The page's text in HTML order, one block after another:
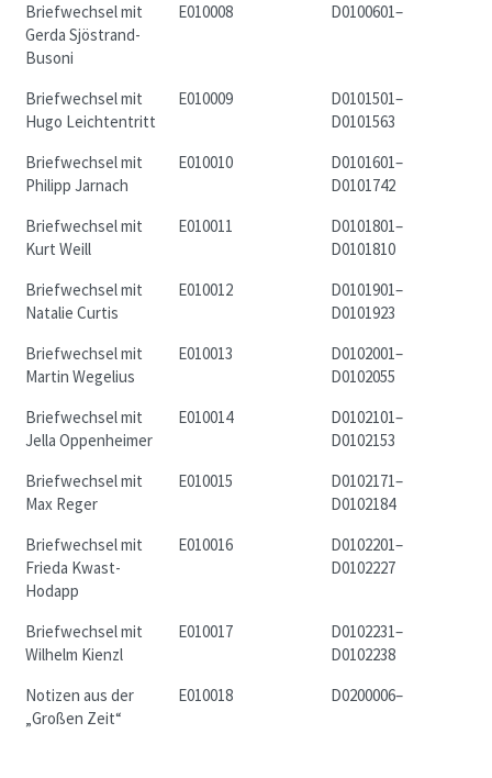
Briefwechsel mit
Gerda Sjöstrand-
Busoni
E010008 D0100601–
Briefwechsel mit
Hugo Leichtentritt
E010009
D0101501–
D0101563
Briefwechsel mit
Philipp Jarnach
E010010
D0101601–
D0101742
Briefwechsel mit
Kurt Weill
E010011
D0101801–
D0101810
Briefwechsel mit
Natalie Curtis
E010012
D0101901–
D0101923
Briefwechsel mit
Martin Wegelius
E010013
D0102001–
D0102055
Briefwechsel mit
Jella Oppenheimer
E010014
D0102101–
D0102153
Briefwechsel mit
Max Reger
E010015
D0102171–
D0102184
Briefwechsel mit
Frieda Kwast-
Hodapp
E010016
D0102201–
D0102227
Briefwechsel mit
Wilhelm Kienzl
E010017
D0102231–
D0102238
Notizen aus der
„Großen Zeit“
E010018 D0200006–